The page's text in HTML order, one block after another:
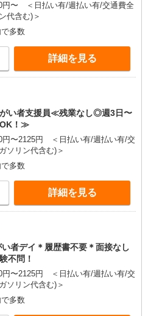
円〜 ＜日払い有/週払い有/交通費全
代含む)＞
多数
詳細を見る
い者支援員≪残業なし◎週3日〜
OK！≫
円〜2125円 ＜日払い有/週払い有/交
ソリン代含む)＞
多数
詳細を見る
者デイ＊履歴書不要＊面接なし
不問！
円〜2125円 ＜日払い有/週払い有/交
ソリン代含む)＞
多数